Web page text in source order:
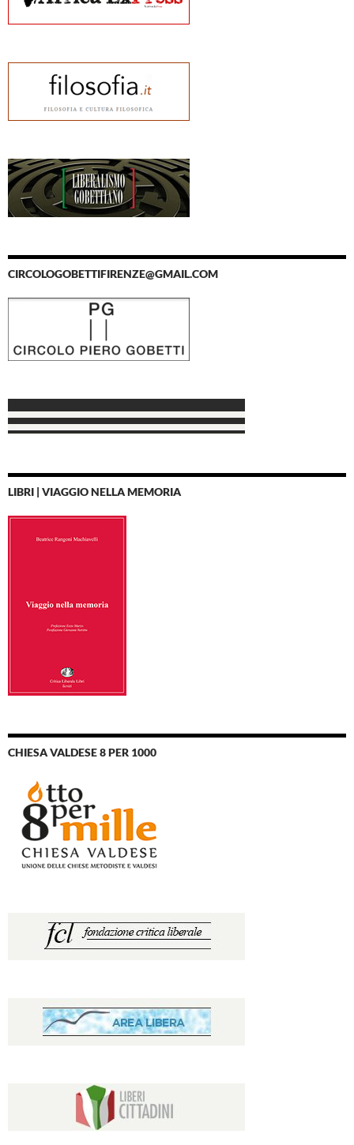
CIRCOLOGOBETTIFIRENZE@GMAIL.COM
LIBRI | VIAGGIO NELLA MEMORIA
CHIESA VALDESE 8 PER 1000